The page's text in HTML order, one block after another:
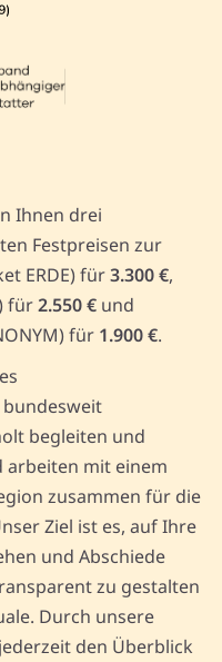
Ihnen drei
Festpreisen zur
ERDE) für3.300 €,
für2.550 € und
für 1.900 €.
begleiten und
arbeiten mit einem
zusammen für die
Ziel ist es, auf Ihre
und Abschiede
zu gestalten
Durch unsere
den Überblick